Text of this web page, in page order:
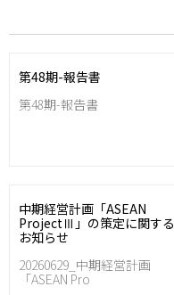
第48期-報告書
第48期-報告書
中期経営計画「ASEAN
ProjectⅢ」の策定に関する
お知らせ
20260629_中期経営計画
「ASEAN Pro